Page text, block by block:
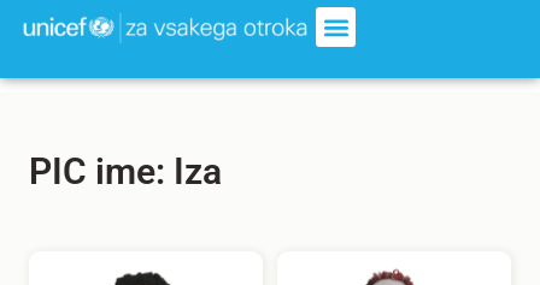
PIC ime: Iza